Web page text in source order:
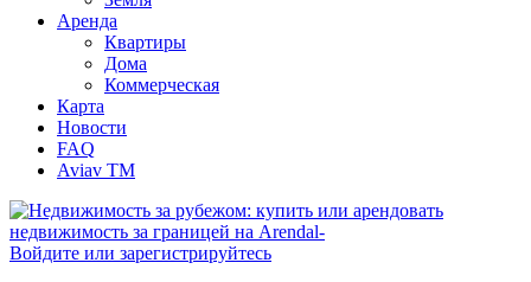
Аренда
Квартиры
Дома
Коммерческая
Карта
Новости
FAQ
Aviav TM
Войдите или зарегистрируйтесь